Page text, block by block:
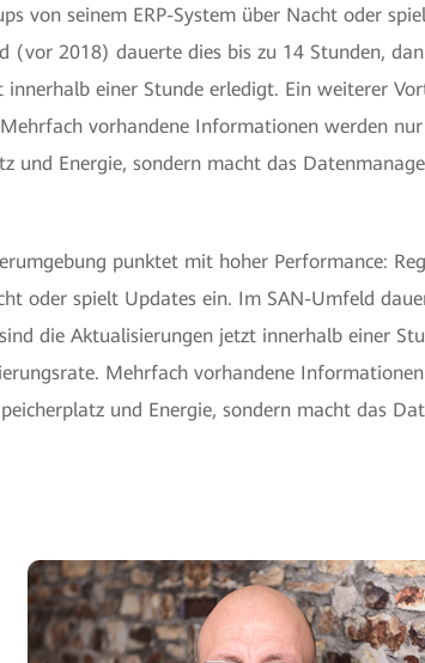
von seinem ERP-System über Nacht oder
(vor 2018) dauerte dies bis zu 14 Stunden,
innerhalb einer Stunde erledigt. Ein weiterer
vorhandene Informationen werden
und Energie, sondern macht das
punktet mit hoher Performance:
oder spielt Updates ein. Im SAN-Umfeld
die Aktualisierungen jetzt innerhalb einer
Mehrfach vorhandene
und Energie, sondern macht das